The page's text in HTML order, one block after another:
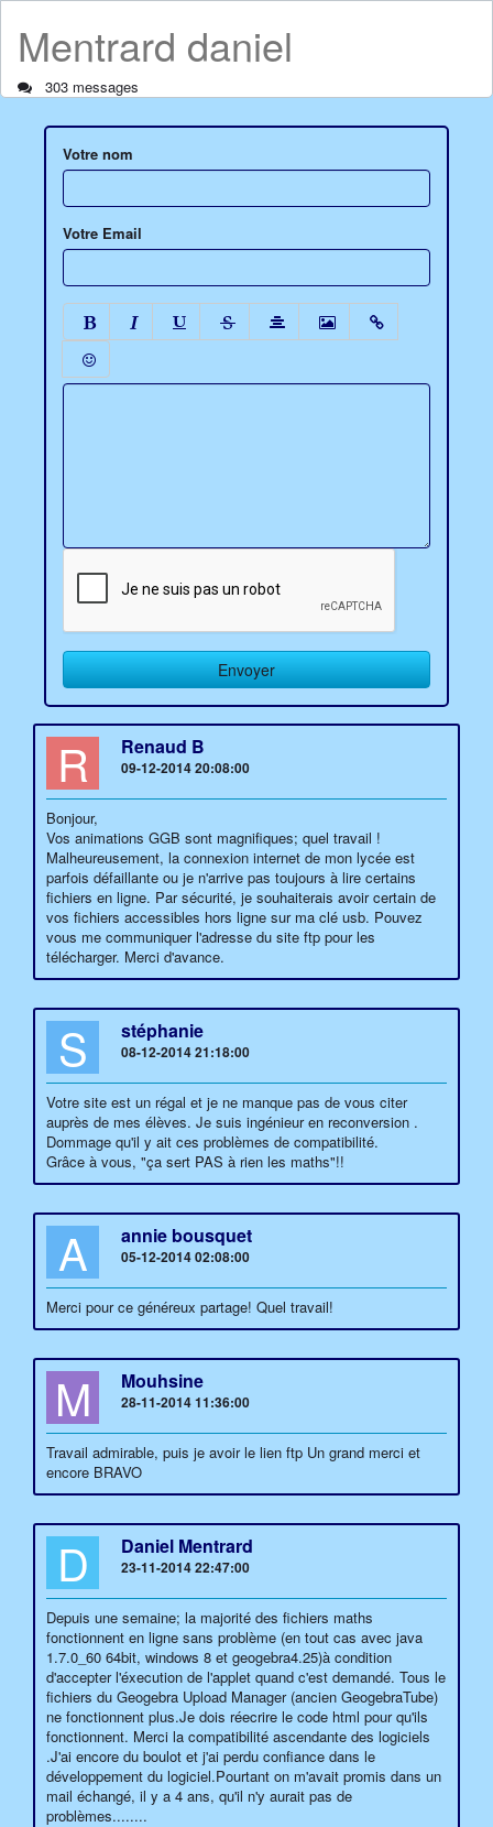
Mentrard daniel
303 messages
Votre nom
Votre Email
R Renaud B
09-12-2014 20:08:00
Bonjour,
Vos animations GGB sont magnifiques; quel travail !
Malheureusement, la connexion internet de mon lycée est
parfois défaillante ou je n'arrive pas toujours à lire certains
fichiers en ligne. Par sécurité, je souhaiterais avoir certain de
vos fichiers accessibles hors ligne sur ma clé usb. Pouvez
vous me communiquer l'adresse du site ftp pour les
télécharger. Merci d'avance.
S stéphanie
08-12-2014 21:18:00
Votre site est un régal et je ne manque pas de vous citer
auprès de mes élèves. Je suis ingénieur en reconversion .
Dommage qu'il y ait ces problèmes de compatibilité.
Grâce à vous, "ça sert PAS à rien les maths"!!
A annie bousquet
05-12-2014 02:08:00
Merci pour ce généreux partage! Quel travail!
M Mouhsine
28-11-2014 11:36:00
Travail admirable, puis je avoir le lien ftp Un grand merci et
encore BRAVO
D Daniel Mentrard
23-11-2014 22:47:00
Depuis une semaine; la majorité des fichiers maths
fonctionnent en ligne sans problème (en tout cas avec java
1.7.0_60 64bit, windows 8 et geogebra4.25)à condition
d'accepter l'éxecution de l'applet quand c'est demandé. Tous le
fichiers du Geogebra Upload Manager (ancien GeogebraTube)
ne fonctionnent plus.Je dois réecrire le code html pour qu'ils
fonctionnent. Merci la compatibilité ascendante des logiciels
.J'ai encore du boulot et j'ai perdu confiance dans le
développement du logiciel.Pourtant on m'avait promis dans un
mail échangé, il y a 4 ans, qu'il n'y aurait pas de
problèmes........